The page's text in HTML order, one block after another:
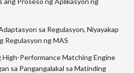
sa Regulasyon, Niyayakap
Regulasyon ng MAS
Performance Matching Engine
sa Pangangalakal sa Matinding